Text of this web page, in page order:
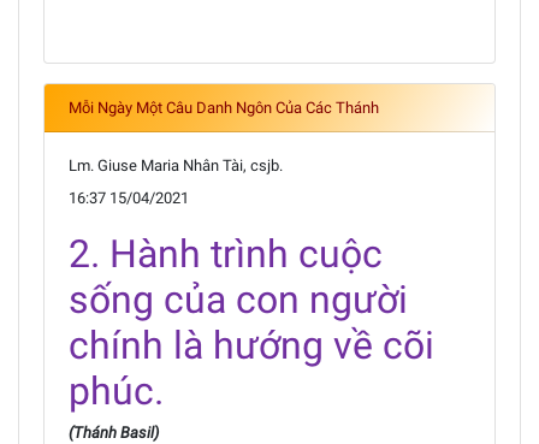
Mỗi Ngày Một Câu Danh Ngôn Của Các Thánh
Lm. Giuse Maria Nhân Tài, csjb.
16:37 15/04/2021
2. Hành trình cuộc
sống của con người
chính là hướng về cõi
phúc.
(Thánh Basil)